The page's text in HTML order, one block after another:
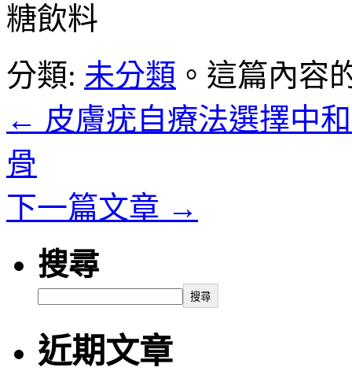
糖飲料
分類: 未分類 。這篇內容
← 皮膚疣自療法選擇中
骨
下一篇文章 →
搜尋
搜尋
近期文章